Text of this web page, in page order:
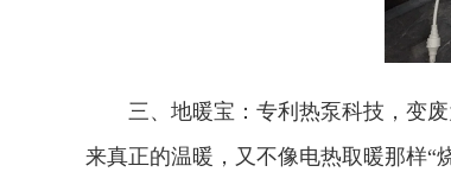
三、地暖宝：专利热泵科技，变
来真正的温暖，又不像电热取暖那样“